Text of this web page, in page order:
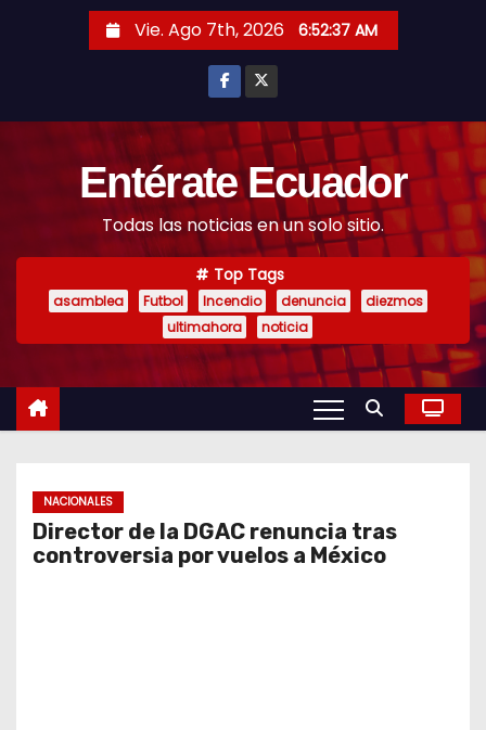
Vie. Ago 7th, 2026 6:52:39 AM
Entérate Ecuador
Todas las noticias en un solo sitio.
Top Tags
asamblea Futbol Incendio denuncia
diezmos
ultimahora
noticia
NACIONALES
Director de la DGAC renuncia tras
controversia por vuelos a México